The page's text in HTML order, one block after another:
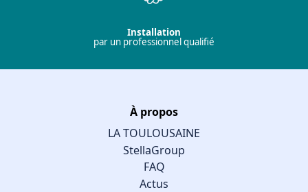
Installation
par un professionnel qualifié
À propos
LA TOULOUSAINE
StellaGroup
FAQ
Actus